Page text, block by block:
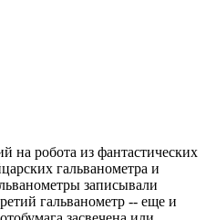
на робота из фантастических
гальванометра и
записывали
гальванометр -- еще и